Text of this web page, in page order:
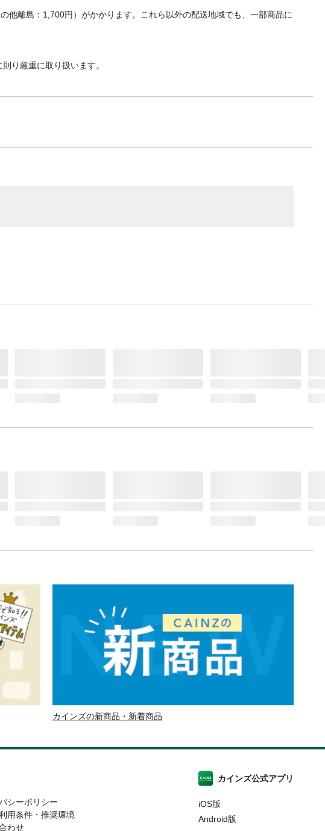
他離島：1,700円）がかかります。これら以外の配送地域でも、一部商品に
り厳重に取り扱います。
カインズの新商品・新着商品
シーポリシー
用条件・推奨環境
わせ
カインズ公式アプリ
iOS版
Android版